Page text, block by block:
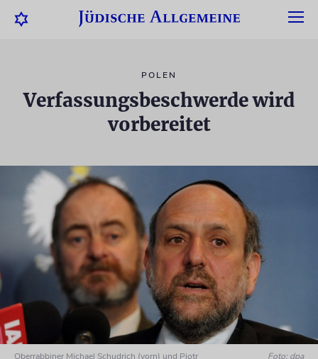
POLEN
Verfassungsbeschwerde wird
vorbereitet
Oberrabbiner Michael Schudrich (vorn) und Piotr
Foto: dpa